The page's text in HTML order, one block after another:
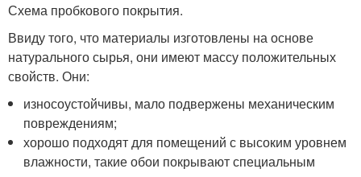
Схема пробкового покрытия.
Ввиду того, что материалы изготовлены на основе
натурального сырья, они имеют массу положительных
свойств. Они:
износоустойчивы, мало подвержены механическим
повреждениям;
хорошо подходят для помещений с высоким уровнем
влажности, такие обои покрывают специальным